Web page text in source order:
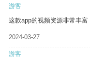
游客
这款app的视频资源非常丰富
2024-03-27
游客